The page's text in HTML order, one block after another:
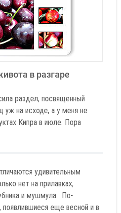
в разгаре
раздел, посвященный
уж на исходе, а у меня не
Кипра в июле. Пора
удивительным
нет на прилавках,
и мушмула. По-
еще весной и в